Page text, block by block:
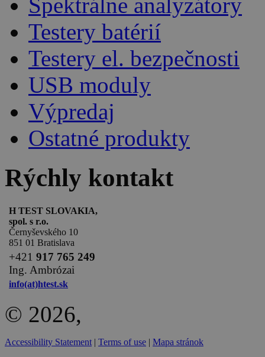
Spektrálne analyzátory
Testery batérií
Testery el. bezpečnosti
USB moduly
Výpredaj
Ostatné produkty
Rýchly kontakt
H TEST SLOVAKIA,
spol. s r.o.
Černyševského 10
851 01 Bratislava
+421 917 765 249
Ing. Ambrózai
info(at)htest.sk
© 2026,
Accessibility Statement | Terms of use | Mapa stránok